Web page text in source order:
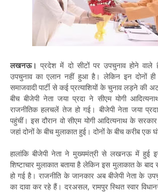
लखनऊ। प्रदेश में दो सीटों पर उपचुनाव होने वाले
उपचुनाव का एलान नहीं हुआ है। लेकिन इन दोनों ही
समाजवादी पार्टी से कई प्रत्याशियों के चुनाव लड़ने की
बीच बीजेपी नेता जया प्रदा ने सीएम योगी
राजनीतिक हलचलें तेज हो गई। बीजेपी नेता जया
पहुंचीं। इस दौरान वो सीएम योगी आदित्यनाथ के
जहां दोनों के बीच मुलाकात हुई। दोनों के बीच करीब एक
हालांकि बीजेपी नेता ने मुख्यमंत्री से लखनऊ में हुई
शिष्टाचार मुलाकात बताया है लेकिन इस मुलाकात के
हो गई है। राजनीति के जानकार अब बीजेपी नेता के
का दावा कर रहे हैं। दरअसल, रामपुर स्थित स्वार